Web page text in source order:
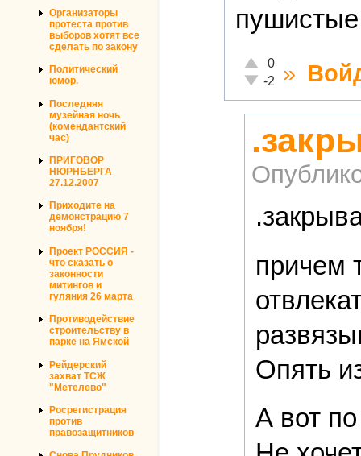
Организаторы
протеста против
выборов хотят все
сделать по закону
Политический
юмор.
Последняя
музейная ночь
(комендантский
час)
ПРИГОВОР
НЮРНБЕРГА
27.12.2007
Приходите на
демонстрацию 7
ноября!
Проект РОССИЯ -
что сказать о
законности
митингов и
гуляния 26 марта
Противодействие
строительству в
парке на Ямской
Рейдерский
захват ТСЖ
"Метелево"
Росрегистрация
против
правозащитников
Отлично!
0
Неадекватно!
-2 »
причем
Опять
А вот